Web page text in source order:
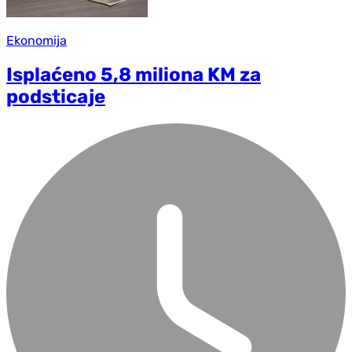
Ekonomija
Isplaćeno 5,8 miliona KM za
podsticaje